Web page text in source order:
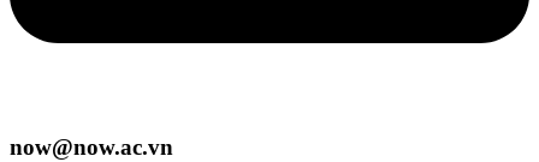
now@now.ac.vn